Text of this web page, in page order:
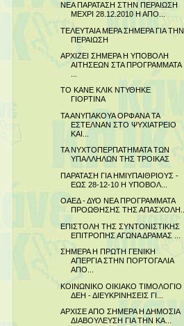
ΝΕΑ ΠΑΡΑΤΑΣΗ ΣΤΗΝ ΠΕΡΑΙΩΣΗ
ΜΕΧΡΙ 28.12.2010 Η ΑΠΟ...
ΤΕΛΕΥΤΑΙΑ ΜΕΡΑ ΣΗΜΕΡΑ ΓΙΑ ΤΗΝ
ΠΕΡΑΙΩΣΗ
ΑΡΧΙΖΕΙ ΣΗΜΕΡΑ Η ΥΠΟΒΟΛΗ
ΑΙΤΗΣΕΩΝ ΣΤΑ ΠΡΟΓΡΑΜΜΑΤΑ
ΤΟ ΚΑΝΕ ΚΛΙΚ ΝΤΥΘΗΚΕ
ΓΙΟΡΤΙΝΑ
ΤΑ ΑΝΥΠΑΚΟΥΑ ΟΡΦΑΝΑ ΤΑ
ΕΣΤΕΛΝΑΝ ΣΤΟ ΨΥΧΙΑΤΡΕΙΟ
ΚΑΙ...
ΤΑ ΝΥΧΤΟΠΕΡΠΑΤΗΜΑΤΑ ΤΩΝ
ΥΠΑΛΛΗΛΩΝ ΤΗΣ ΤΡΟΙΚΑΣ
ΠΑΡΑΤΑΣΗ ΓΙΑ ΗΜΙΥΠΑΙΘΡΙΟΥΣ -
ΕΩΣ 28-12-10 Η ΥΠΟΒΟΛ...
ΟΑΕΔ - ΔΥΟ ΝΕΑ ΠΡΟΓΡΑΜΜΑΤΑ
ΠΡΟΩΘΗΣΗΣ ΤΗΣ ΑΠΑΣΧΟΛΗ...
ΕΠΙΣΤΟΛΗ ΤΗΣ ΣΥΝΤΟΝΙΣΤΙΚΗΣ
ΕΠΙΤΡΟΠΗΣ ΑΓΩΝΑ ΔΡΑΜΑΣ ...
ΣΗΜΕΡΑ Η ΠΡΩΤΗ ΓΕΝΙΚΗ
ΑΠΕΡΓΙΑ ΣΤΗΝ ΠΟΡΤΟΓΑΛΙΑ
ΑΠΟ...
ΚΟΙΝΩΝΙΚΟ ΟΙΚΙΑΚΟ ΤΙΜΟΛΟΓΙΟ
ΔΕΗ - ΔΙΕΥΚΡΙΝΗΣΕΙΣ ΓΙ...
ΑΡΧΙΣΕ ΑΠΟ ΣΗΜΕΡΑ Η ΔΗΜΟΣΙΑ
ΔΙΑΒΟΥΛΕΥΣΗ ΓΙΑ ΤΗΝ ΚΑ...